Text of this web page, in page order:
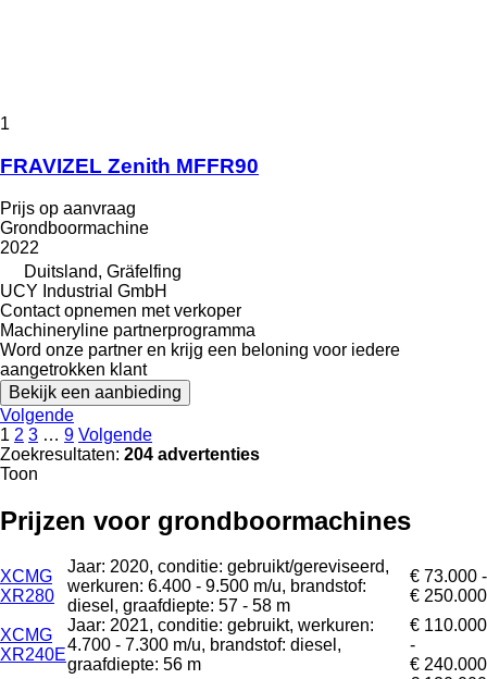
1
FRAVIZEL Zenith MFFR90
Prijs op aanvraag
Grondboormachine
2022
Duitsland, Gräfelfing
UCY Industrial GmbH
Contact opnemen met verkoper
Machineryline partnerprogramma
Word onze partner en krijg een beloning voor iedere
aangetrokken klant
Bekijk een aanbieding
Volgende
1 2 3 … 9 Volgende
Zoekresultaten: 204 advertenties
Toon
Prijzen voor grondboormachines
XCMG
XR280
Jaar: 2020, conditie: gebruikt/gereviseerd,
werkuren: 6.400 - 9.500 m/u, brandstof:
diesel, graafdiepte: 57 - 58 m
€ 73.000 -
€ 250.000
XCMG
XR240E
Jaar: 2021, conditie: gebruikt, werkuren:
4.700 - 7.300 m/u, brandstof: diesel,
graafdiepte: 56 m
€ 110.000
-
€ 240.000